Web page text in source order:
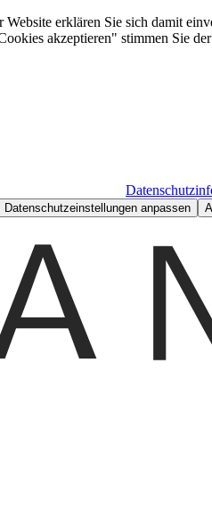
erklären Sie sich damit
akzeptieren" stimmen Sie
Datenschutzeinstellungen anpassen